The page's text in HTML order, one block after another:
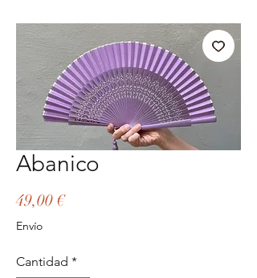
Abanico
49,00 €Precio
Envío
Cantidad *